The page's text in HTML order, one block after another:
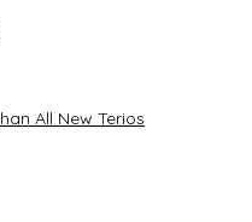
All New Terios